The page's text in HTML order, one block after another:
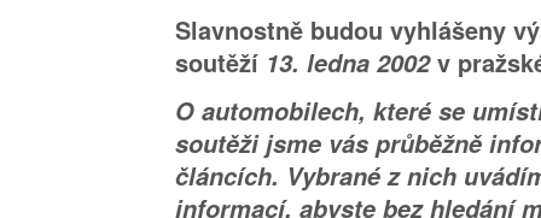
Slavnostně budou vyhlášeny
soutěží 13. ledna 2002v
O automobilech, které se
soutěži jsme vás průběžně
článcích. Vybrané z nich
informací, abyste bez hledání